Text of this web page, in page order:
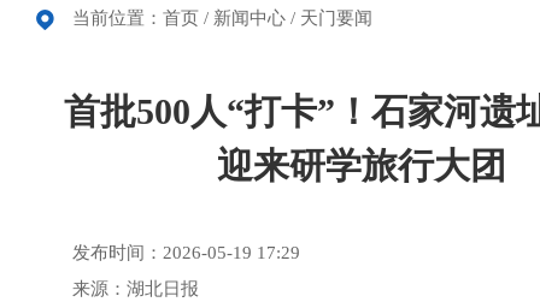
当前位置： 首页 / 新闻中心 / 天门要闻
首批500人“打卡”！石家河遗
迎来研学旅行大团
发布时间：2026-05-19 17:29
来源：湖北日报